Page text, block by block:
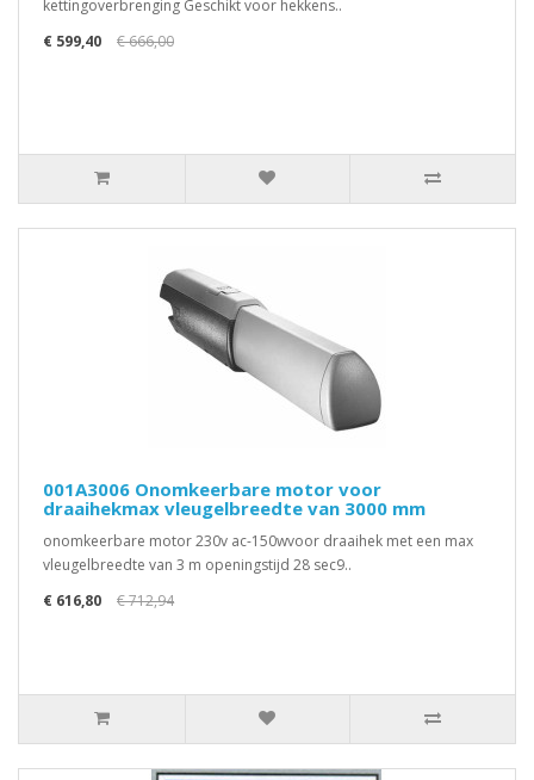
kettingoverbrenging Geschikt voor hekkens..
€ 599,40
€ 666,00
001A3006 Onomkeerbare motor voor
draaihekmax vleugelbreedte van 3000 mm
onomkeerbare motor 230v ac-150wvoor draaihek met een max
vleugelbreedte van 3 m openingstijd 28 sec9..
€ 616,80
€ 712,94